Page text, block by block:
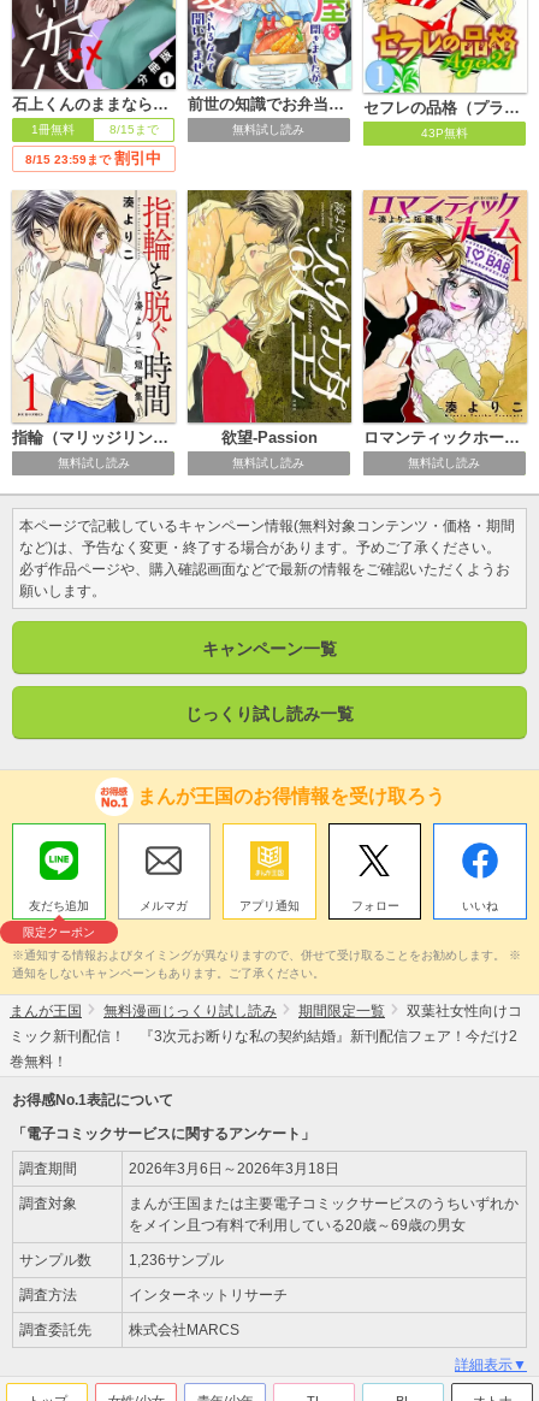
石上くんのままならない恋 分冊版
1冊無料 8/15まで
8/15 23:59まで 割引中
前世の知識でお弁当屋を開きましたが、仕事仲間の第二王子から溺愛されるなんて聞いてません
無料試し読み
セフレの品格（プライド） Age21
43P無料
指輪（マリッジリング）を脱ぐ時間～湊よりこ短編集～
無料試し読み
欲望-Passion
無料試し読み
ロマンティックホーム～湊よりこ短編集～
無料試し読み
本ページで記載しているキャンペーン情報(無料対象コンテンツ・価格・期間
など)は、予告なく変更・終了する場合があります。予めご了承ください。
必ず作品ページや、購入確認画面などで最新の情報をご確認いただくようお
願いします。
キャンペーン一覧
じっくり試し読み一覧
まんが王国のお得情報を受け取ろう
友だち追加
限定クーポン
メルマガ アプリ通知 フォロー いいね
※通知する情報およびタイミングが異なりますので、併せて受け取ることをお勧めします。 ※
通知をしないキャンペーンもあります。ご了承ください。
まんが王国 無料漫画じっくり試し読み 期間限定一覧
双葉社女性向けコ
ミック新刊配信！ 『3次元お断りな私の契約結婚』新刊配信フェア！今だけ2
巻無料！
お得感No.1表記について
「電子コミックサービスに関するアンケート」
調査期間 2026年3月6日～2026年3月18日
調査対象
まんが王国または主要電子コミックサービスのうちいずれか
をメイン且つ有料で利用している20歳～69歳の男女
サンプル数 1,236サンプル
調査方法 インターネットリサーチ
調査委託先 株式会社MARCS
詳細表示▼